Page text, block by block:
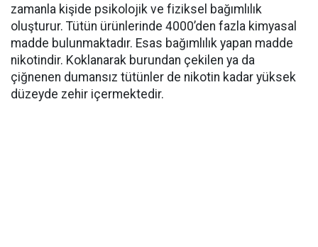
zamanla kişide psikolojik ve fiziksel bağımlılık
oluşturur. Tütün ürünlerinde 4000’den fazla kimyasal
madde bulunmaktadır. Esas bağımlılık yapan madde
nikotindir. Koklanarak burundan çekilen ya da
çiğnenen dumansız tütünler de nikotin kadar yüksek
düzeyde zehir içermektedir.